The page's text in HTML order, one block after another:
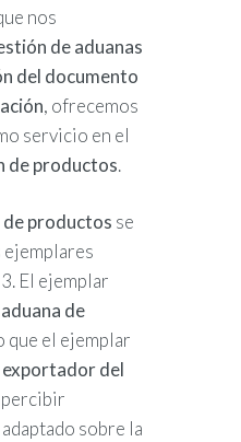
nos
de aduanas
del documento
, ofrecemos
servicio en el
de productos.
productos se
El ejemplar
aduana de
que el ejemplar
exportador del
percibir
sobre la